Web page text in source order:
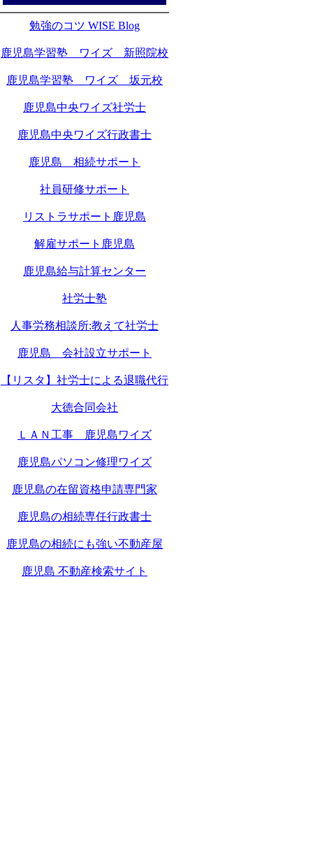
勉強のコツ WISE Blog
鹿児島学習塾 ワイズ 新照院校
鹿児島学習塾 ワイズ 坂元校
鹿児島中央ワイズ社労士
鹿児島中央ワイズ行政書士
鹿児島 相続サポート
社員研修サポート
リストラサポート鹿児島
解雇サポート鹿児島
鹿児島給与計算センター
社労士塾
人事労務相談所:教えて社労士
鹿児島 会社設立サポート
【リスタ】社労士による退職代行
大徳合同会社
ＬＡＮ工事 鹿児島ワイズ
鹿児島パソコン修理ワイズ
鹿児島の在留資格申請専門家
鹿児島の相続専任行政書士
鹿児島の相続にも強い不動産屋
鹿児島 不動産検索サイト